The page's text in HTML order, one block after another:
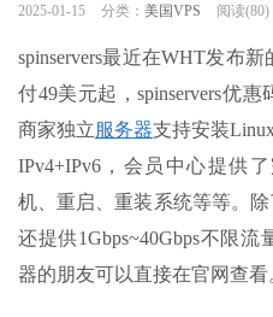
2025-01-15 分类： 美国VPS 阅读(80)
spinservers最近在WHT发布
付49美元起，spinservers优
商家独立服务器支持安装
IPv4+IPv6，会员中心提供
机、重启、重装系统等等。
还提供1Gbps~40Gbps不限
器的朋友可以直接在官网查看